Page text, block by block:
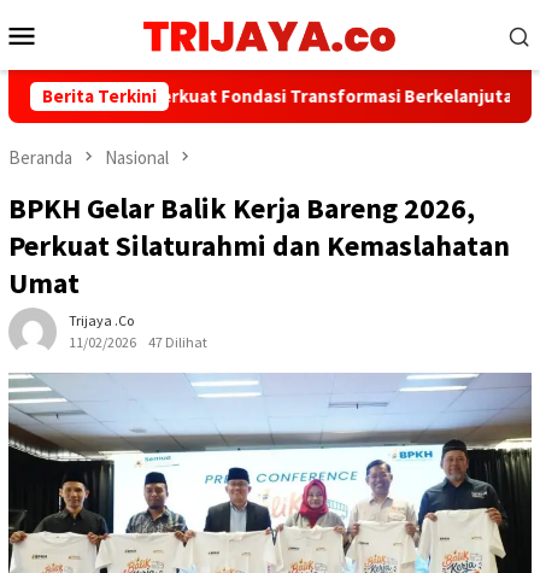
ke
Mobile
Berita Terkini
Jakarta Perkuat Fondasi Transformasi Berkelanjutan melalui
Beranda Nasional
BPKH Gelar Balik Kerja Bareng 2026,
Perkuat Silaturahmi dan Kemaslahatan
Umat
Trijaya .co
11/02/2026
47 Dilihat